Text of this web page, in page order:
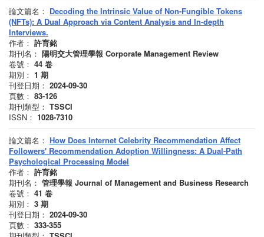
論文篇名： Decoding the Intrinsic Value of Non-Fungible Tokens
(NFTs): A Dual Approach via Content Analysis and In-depth
Interviews.
作者： 許育銘
期刊名： 陽明交大管理學報 Corporate Management Review
卷號： 44 卷
期別： 1 期
刊登日期： 2024-09-30
頁數： 83-126
期刊類型： TSSCI
ISSN： 1028-7310
論文篇名： How Does Internet Celebrity Recommendation Affect
Followers' Recommendation Adoption Willingness: A Dual-Path
Psychological Processing Model
作者： 許育銘
期刊名： 管理學報 Journal of Management and Business Research
卷號： 41 卷
期別： 3 期
刊登日期： 2024-09-30
頁數： 333-355